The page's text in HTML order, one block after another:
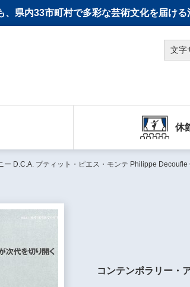
県内33市町村で多彩な芸術文化を届け
文字
休
ー D.C.A. プティット・ピエス・モンテ Philippe
コンテンポラリー・